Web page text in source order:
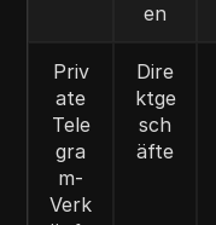
en
Priv
ate
Tele
gra
m-
Verk
Dire
ktge
sch
äfte